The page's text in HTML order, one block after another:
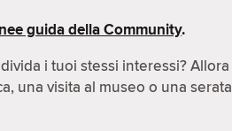
guida della Community.
i tuoi stessi interessi? Allora
una visita al museo o una serata